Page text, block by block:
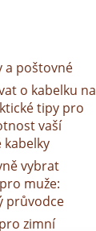
a poštovné
o kabelku na
tipy pro
vaší
kabelky
vybrat
muže:
průvodce
zimní